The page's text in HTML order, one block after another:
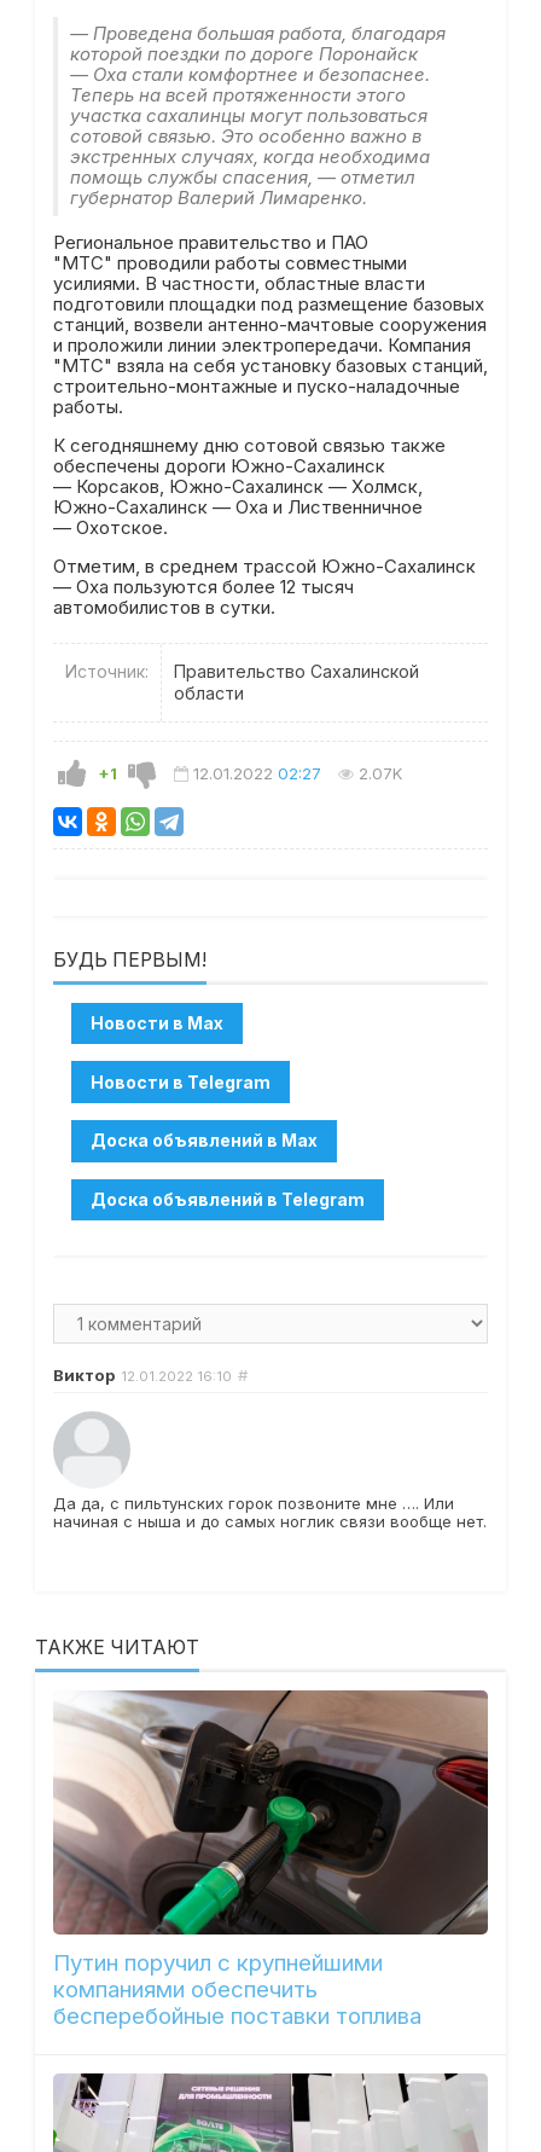
— Проведена большая работа, благодаря
которой поездки по дороге Поронайск
— Оха стали комфортнее и безопаснее.
Теперь на всей протяженности этого
участка сахалинцы могут пользоваться
сотовой связью. Это особенно важно в
экстренных случаях, когда необходима
помощь службы спасения, — отметил
губернатор Валерий Лимаренко.
Региональное правительство и ПАО
"МТС" проводили работы совместными
усилиями. В частности, областные власти
подготовили площадки под размещение базовых
станций, возвели антенно-мачтовые сооружения
и проложили линии электропередачи. Компания
"МТС" взяла на себя установку базовых станций,
строительно-монтажные и пуско-наладочные
работы.
К сегодняшнему дню сотовой связью также
обеспечены дороги Южно-Сахалинск
— Корсаков, Южно-Сахалинск — Холмск,
Южно-Сахалинск — Оха и Лиственничное
— Охотское.
Отметим, в среднем трассой Южно-Сахалинск
— Оха пользуются более 12 тысяч
автомобилистов в сутки.
Источник:
Правительство Сахалинской
области
+1 12.01.2022 02:27 2.07K
БУДЬ ПЕРВЫМ!
Виктор 12.01.2022 16:10 #
Да да, с пильтунских горок позвоните мне …. Или
начиная с ныша и до самых ноглик связи вообще нет.
ТАКЖЕ ЧИТАЮТ
Путин поручил с крупнейшими
компаниями обеспечить
бесперебойные поставки топлива